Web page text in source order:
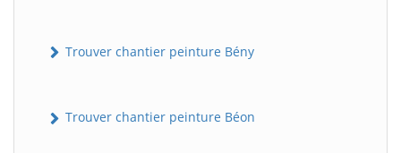
Trouver chantier peinture Bény
Trouver chantier peinture Béon